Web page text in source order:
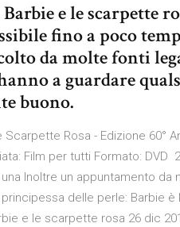
e le scarpette
fino a poco
da molte fonti
a guardare
buono.
Rosa - Edizione 60°
Film per tutti Formato: DVD
Inoltre un appuntamento da
delle perle: Barbie
e le scarpette rosa 26 dic